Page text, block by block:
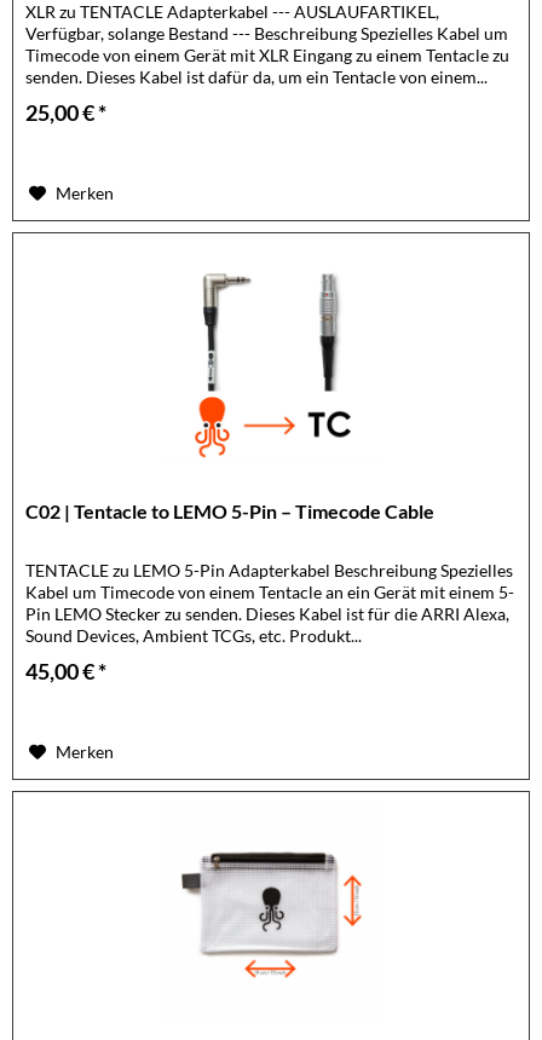
XLR zu TENTACLE Adapterkabel --- AUSLAUFARTIKEL,
Verfügbar, solange Bestand --- Beschreibung Spezielles Kabel um
Timecode von einem Gerät mit XLR Eingang zu einem Tentacle zu
senden. Dieses Kabel ist dafür da, um ein Tentacle von einem...
25,00 € *
Merken
C02 | Tentacle to LEMO 5-Pin – Timecode Cable
TENTACLE zu LEMO 5-Pin Adapterkabel Beschreibung Spezielles
Kabel um Timecode von einem Tentacle an ein Gerät mit einem 5-
Pin LEMO Stecker zu senden. Dieses Kabel ist für die ARRI Alexa,
Sound Devices, Ambient TCGs, etc. Produkt...
45,00 € *
Merken